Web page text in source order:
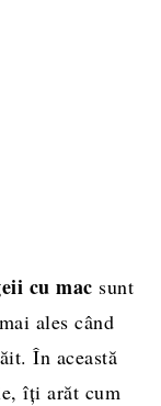
cu mac sunt
ales când
În această
îți arăt cum